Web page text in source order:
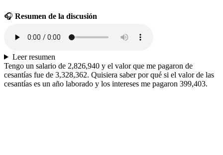
🎧 Resumen de la discusión
Leer resumen
Tengo un salario de 2,826,940 y el valor que me pagaron de
cesantías fue de 3,328,362. Quisiera saber por qué si el valor de las
cesantías es un año laborado y los intereses me pagaron 399,403.